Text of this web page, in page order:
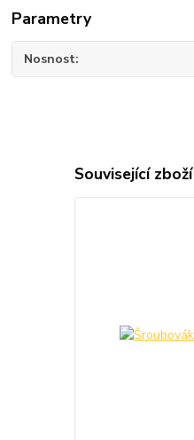
Parametry
Nosnost
Související zboží